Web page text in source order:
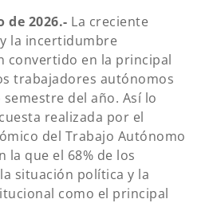
de 2026.- La creciente
la incertidumbre
convertido en la principal
trabajadores autónomos
del año. Así lo
realizada por el
del Trabajo Autónomo
la que el 68% de los
situación política y la
como el principal